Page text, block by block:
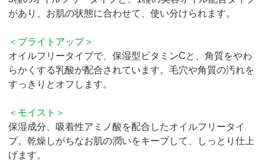
があり、お肌の状態に合わせて、使い分けられます。
＜ブライトアップ＞
オイルフリータイプで、保湿型ビタミンCと、角質をやわ
らかくする乳酸が配合されています。毛穴や角質の汚れを
すっきりとオフします。
＜モイスト＞
保湿成分、吸着性アミノ酸を配合したオイルフリータイ
プ。乾燥しがちなお肌の潤いをキープして、しっとり仕上
げます。